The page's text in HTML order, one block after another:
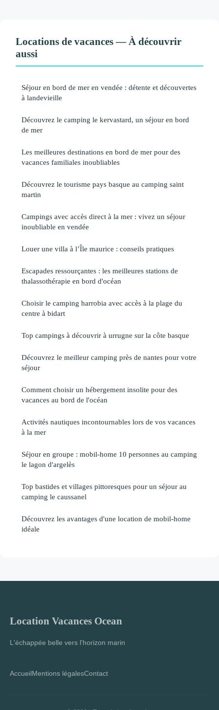
Locations de vacances — À découvrir
aussi
Séjour en bord de mer en vendée : détente et découvertes
à landevieille
Découvrez le camping le kervastard, un séjour en bord
de mer
Les meilleures destinations en bord de mer pour des
vacances familiales inoubliables
Découvrez le tourisme pays basque au camping saint
martin
Campings avec accès direct à la mer : vivez un séjour
inoubliable en vendée
Louer une villa à l’Île maurice : conseils pratiques
Escapades ressourçantes : les meilleures stations de
thalassothérapie en bord d'océan
Choisir le camping harrobia avec accès à la plage du
centre à bidart
Top campings à découvrir à urrugne sur la côte basque
Découvrez le meilleur camping près de nantes pour votre
séjour
Comment choisir un hébergement insolite pour des
vacances au bord de l'océan
Activités nautiques incontournables lors de vos vacances
à la mer
Séjour en groupe : mobil-home 10 personnes au camping
le lagon d'argelès
Top bastides et villages pittoresques pour un séjour au
camping le caussanel
Découvrez les avantages d'une location de mobil-home
idéale
Location Vacances Ocean
L'échappée belle vers l'horizon marin
AccueilMentions légalesContact